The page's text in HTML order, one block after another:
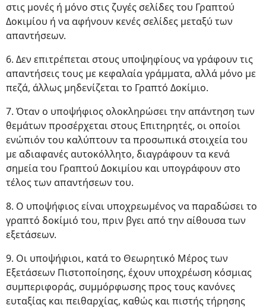
στις μονές ή μόνο στις ζυγές σελίδες του Γραπτού
Δοκιμίου ή να αφήνουν κενές σελίδες μεταξύ των
απαντήσεων.
6. Δεν επιτρέπεται στους υποψηφίους να γράφουν τις
απαντήσεις τους με κεφαλαία γράμματα, αλλά μόνο με
πεζά, άλλως μηδενίζεται το Γραπτό Δοκίμιο.
7. Όταν ο υποψήφιος ολοκληρώσει την απάντηση των
θεμάτων προσέρχεται στους Επιτηρητές, οι οποίοι
ενώπιόν του καλύπτουν τα προσωπικά στοιχεία του
με αδιαφανές αυτοκόλλητο, διαγράφουν τα κενά
σημεία του Γραπτού Δοκιμίου και υπογράφουν στο
τέλος των απαντήσεων του.
8. Ο υποψήφιος είναι υποχρεωμένος να παραδώσει το
γραπτό δοκίμιό του, πριν βγει από την αίθουσα των
εξετάσεων.
9. Οι υποψήφιοι, κατά το Θεωρητικό Μέρος των
Εξετάσεων Πιστοποίησης, έχουν υποχρέωση κόσμιας
συμπεριφοράς, συμμόρφωσης προς τους κανόνες
ευταξίας και πειθαρχίας, καθώς και πιστής τήρησης